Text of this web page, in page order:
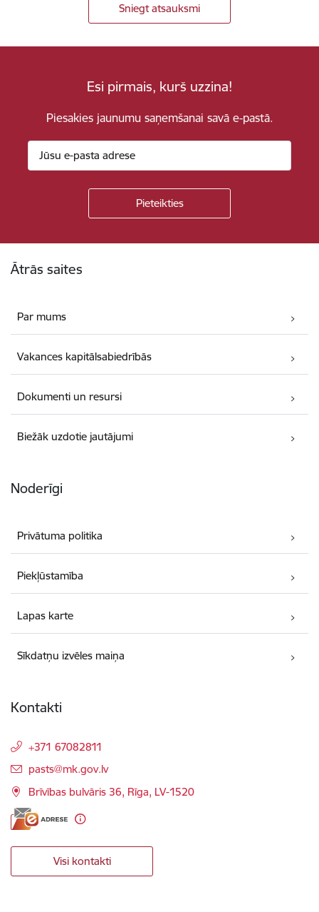
Sniegt atsauksmi
Esi pirmais, kurš uzzina!
Piesakies jaunumu saņemšanai savā e-pastā.
Ātrās saites
Par mums
Vakances kapitālsabiedrībās
Dokumenti un resursi
Biežāk uzdotie jautājumi
Noderīgi
Privātuma politika
Piekļūstamība
Lapas karte
Sīkdatņu izvēles maiņa
Kontakti
+371 67082811
E-pasts:
pasts@mk.gov.lv
Brīvības bulvāris 36, Rīga, LV-1520
Visi kontakti